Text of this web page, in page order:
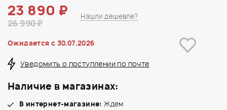
23 890 ₽
26 990 ₽
Нашли дешевле?
Ожидается c 30.07.2026
Уведомить о поступлении по почте
Наличие в магазинах:
В интернет-магазине: Ждем